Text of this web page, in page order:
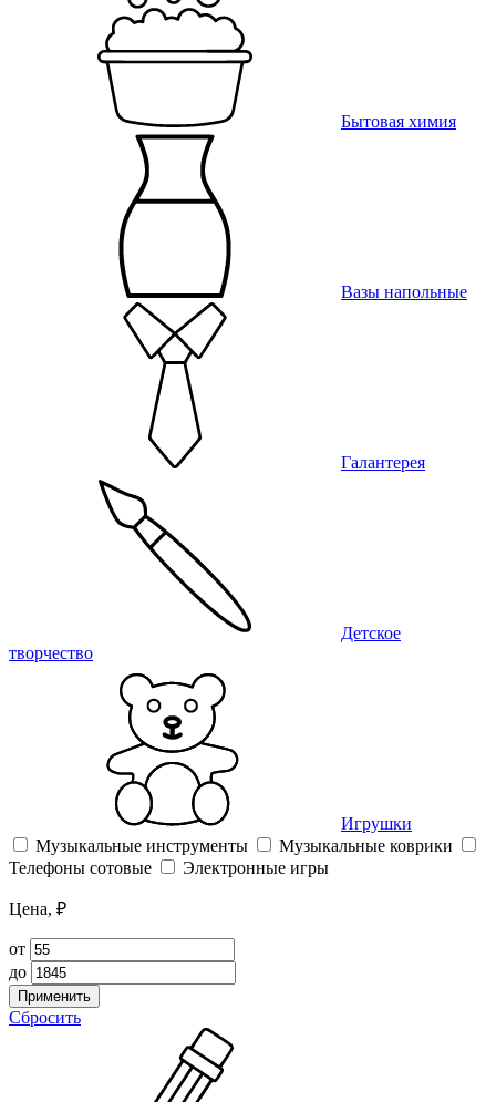
Бытовая химия
Вазы напольные
Галантерея
Детское
творчество
Игрушки
Музыкальные инструменты
Музыкальные коврики
Телефоны сотовые
Электронные игры
Цена, ₽
от
до
Применить
Сбросить